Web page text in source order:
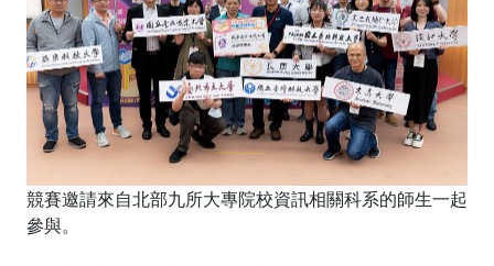
競賽邀請來自北部九所大專院校資訊相關科系的師生一起
參與。